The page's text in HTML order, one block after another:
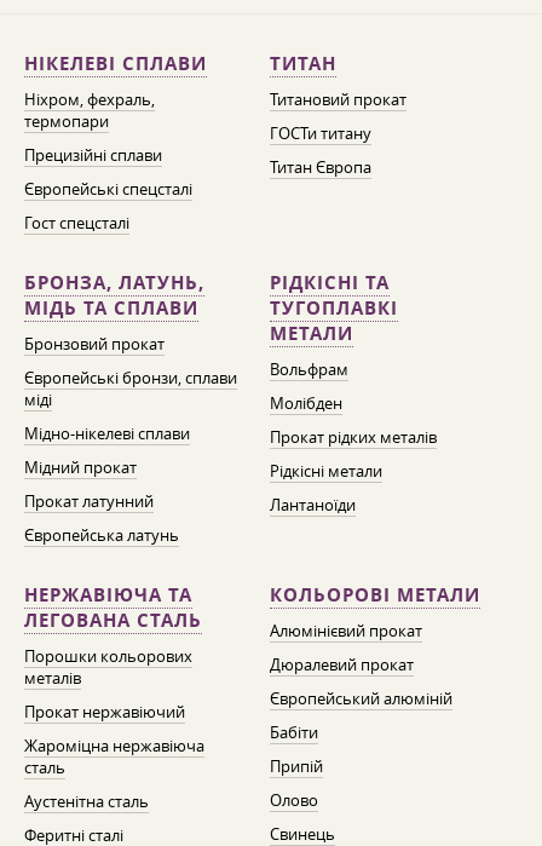
НІКЕЛЕВІ СПЛАВИ
Ніхром, фехраль,
термопари
Прецизійні сплави
Європейські спецсталі
Гост спецсталі
ТИТАН
Титановий прокат
ГОСТи титану
Титан Європа
БРОНЗА, ЛАТУНЬ,
МІДЬ ТА СПЛАВИ
Бронзовий прокат
Європейські бронзи, сплави
міді
Мідно-нікелеві сплави
Мідний прокат
Прокат латунний
Європейська латунь
РІДКІСНІ ТА
ТУГОПЛАВКІ
МЕТАЛИ
Вольфрам
Молібден
Прокат рідких металів
Рідкісні метали
Лантаноїди
НЕРЖАВІЮЧА ТА
ЛЕГОВАНА СТАЛЬ
Порошки кольорових
металів
Прокат нержавіючий
Жароміцна нержавіюча
сталь
Аустенітна сталь
Феритні сталі
КОЛЬОРОВІ МЕТАЛИ
Алюмінієвий прокат
Дюралевий прокат
Європейський алюміній
Бабіти
Припій
Олово
Свинець